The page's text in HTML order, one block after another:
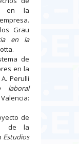
en la
Grau
en la
de
en la
Perulli
laboral
de
de la
Estudios